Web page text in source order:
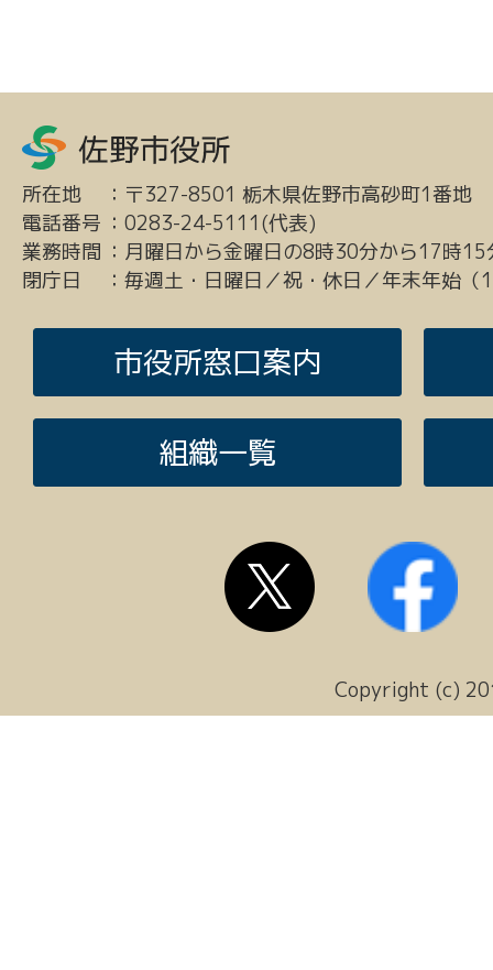
所在地 ： 〒327-8501 栃木県佐野市高砂町1番地
電話番号 ： 0283-24-5111(代表)
業務時間 ： 月曜日から金曜日の8時30分から17時15
閉庁日
： 毎週土・日曜日／祝・休日／年末年始
市役所窓口案内
組織一覧
Copyright (c)